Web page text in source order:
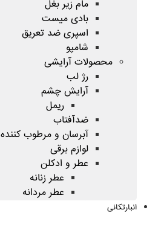
مام زیر بغل
بادی میست
اسپری ضد تعریق
شامپو
محصولات آرایشی
رژ لب
آرایش چشم
ریمل
ضدآفتاب
آبرسان و مرطوب کننده
لوازم برقی
عطر و ادکلن
عطر زنانه
عطر مردانه
انبارتکانی